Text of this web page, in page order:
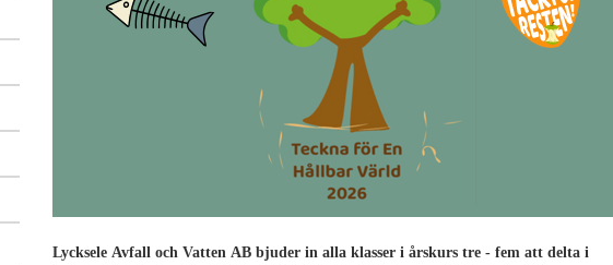
Lycksele Avfall och Vatten AB bjuder in alla klasser i årskurs tre - fem att delta i